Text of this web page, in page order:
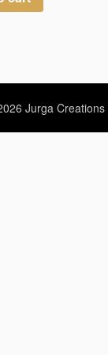
Jurga Creations